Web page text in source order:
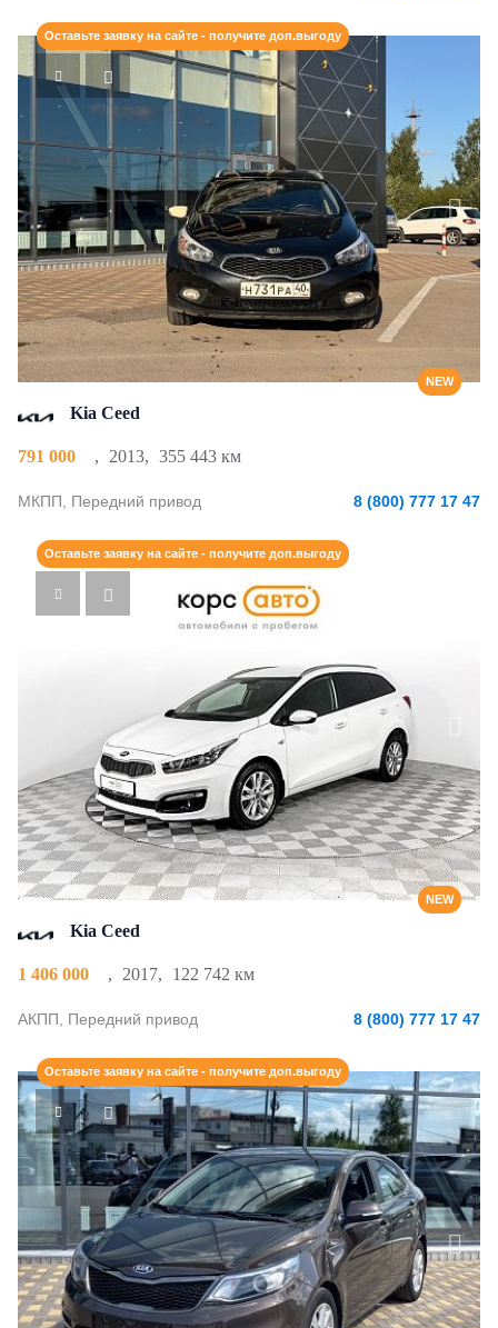
NEW
Оставьте заявку на сайте - получите доп.выгоду
Kia Ceed
791 000 , 2013, 355 443 км
МКПП, Передний привод 8 (800) 777 17 47
NEW
Оставьте заявку на сайте - получите доп.выгоду
Kia Ceed
1 406 000 , 2017, 122 742 км
АКПП, Передний привод 8 (800) 777 17 47
Оставьте заявку на сайте - получите доп.выгоду